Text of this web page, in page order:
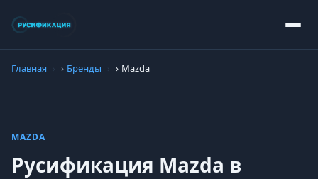
Главная Бренды Mazda
MAZDA
Русификация Mazda в